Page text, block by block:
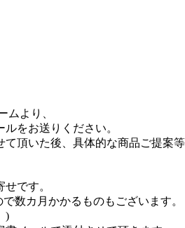
より、
をお送りください。
頂いた後、具体的な商品ご提案等
です。
数カ月かかるものもございます。
)